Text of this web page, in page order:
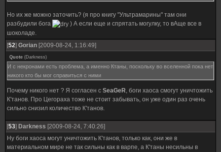
Но их же можно заточить? (я про книгу "Ультрамарины" там они
разбудили бога
) А если еще и спрятать могулку, то вАще все в
шоколаде.
[52] Gorian [2009-08-24, 1:16:49]
Quote (Darkness)
И с некронами есть проблема, а именно Ктаны, поскольку во вселенной пока нет
никого кто бы мог справиться с ними
Почему никого нет ? Я согласен с SeaGeR, боги хаоса смогут уничтожить
К'танов. Про Цегораха тоже не стоит забывать, он уже один раз очень
сильно снизил количество К'танов.
[53] Darkness [2009-08-24, 7:40:26]
Ну боги хаоса могут уничтожить К'танов, только как, они же в
материальном мире не так сильны как в варпе, а К'таны несильны в